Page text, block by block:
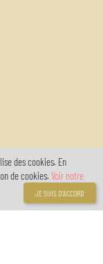
des cookies. En
de cookies. Voir notre
JE SUIS D'ACCORD